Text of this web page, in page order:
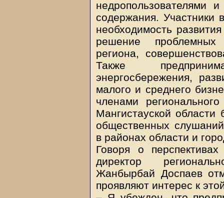
недропользователями и
содержания. Участники
необходимость
решение проблемных
региона,
Также
энергосбережения,
малого и среднего
членами
Мангистауской
общественных
в районах области и
Говоря о
директор
Жанбырбай Доспаев
проявляют интерес к